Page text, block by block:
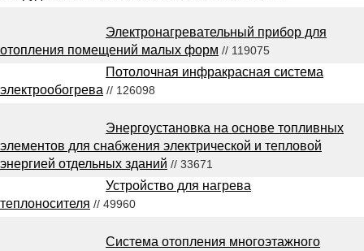
Электронагревательный прибор для
отопления помещений малых форм // 119075
Потолочная инфракрасная система
электрообогрева // 126098
Энергоустановка на основе топливных
элементов для снабжения электрической и тепловой
энергией отдельных зданий // 33671
Устройство для нагрева
теплоносителя // 49960
Система отопления многоэтажного